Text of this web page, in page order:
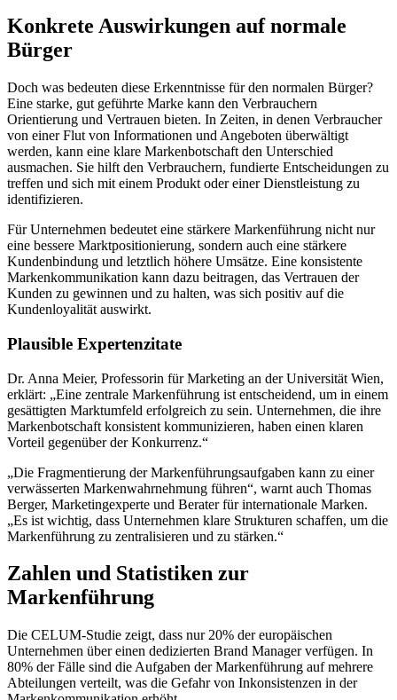
Konkrete Auswirkungen auf normale
Bürger
Doch was bedeuten diese Erkenntnisse für den normalen Bürger?
Eine starke, gut geführte Marke kann den Verbrauchern
Orientierung und Vertrauen bieten. In Zeiten, in denen Verbraucher
von einer Flut von Informationen und Angeboten überwältigt
werden, kann eine klare Markenbotschaft den Unterschied
ausmachen. Sie hilft den Verbrauchern, fundierte Entscheidungen zu
treffen und sich mit einem Produkt oder einer Dienstleistung zu
identifizieren.
Für Unternehmen bedeutet eine stärkere Markenführung nicht nur
eine bessere Marktpositionierung, sondern auch eine stärkere
Kundenbindung und letztlich höhere Umsätze. Eine konsistente
Markenkommunikation kann dazu beitragen, das Vertrauen der
Kunden zu gewinnen und zu halten, was sich positiv auf die
Kundenloyalität auswirkt.
Plausible Expertenzitate
Dr. Anna Meier, Professorin für Marketing an der Universität Wien,
erklärt: „Eine zentrale Markenführung ist entscheidend, um in einem
gesättigten Marktumfeld erfolgreich zu sein. Unternehmen, die ihre
Markenbotschaft konsistent kommunizieren, haben einen klaren
Vorteil gegenüber der Konkurrenz.“
„Die Fragmentierung der Markenführungsaufgaben kann zu einer
verwässerten Markenwahrnehmung führen“, warnt auch Thomas
Berger, Marketingexperte und Berater für internationale Marken.
„Es ist wichtig, dass Unternehmen klare Strukturen schaffen, um die
Markenführung zu zentralisieren und zu stärken.“
Zahlen und Statistiken zur
Markenführung
Die CELUM-Studie zeigt, dass nur 20% der europäischen
Unternehmen über einen dedizierten Brand Manager verfügen. In
80% der Fälle sind die Aufgaben der Markenführung auf mehrere
Abteilungen verteilt, was die Gefahr von Inkonsistenzen in der